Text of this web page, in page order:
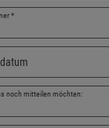
*
noch mitteilen möchten: